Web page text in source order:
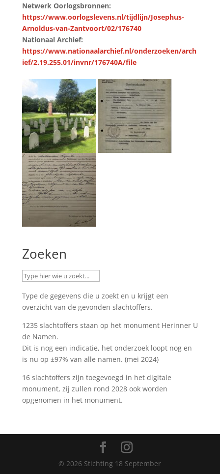
Netwerk Oorlogsbronnen:
https://www.oorlogslevens.nl/tijdlijn/Josephus-
Arnoldus-van-Zantvoort/02/176740
Nationaal Archief:
https://www.nationaalarchief.nl/onderzoeken/arch
ief/2.19.255.01/invnr/176740A/file
Zoeken
Type de gegevens die u zoekt en u krijgt een
overzicht van de gevonden slachtoffers.
1235 slachtoffers staan op het monument Herinner U
de Namen.
Dit is nog een indicatie, het onderzoek loopt nog en
is nu op ±97% van alle namen. (mei 2024)
16 slachtoffers zijn toegevoegd in het digitale
monument, zij zullen rond 2028 ook worden
opgenomen in het monument.
© 2026 Stichting 18 September